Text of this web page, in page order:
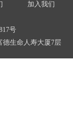
加入我们
号
德生命人寿大厦7层